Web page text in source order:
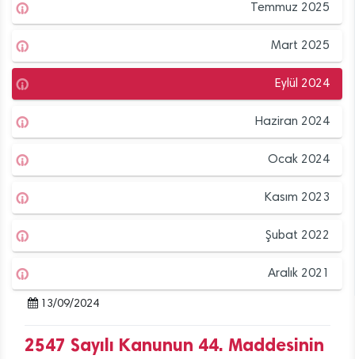
Temmuz 2025
Mart 2025
Eylül 2024
Haziran 2024
Ocak 2024
Kasım 2023
Şubat 2022
Aralık 2021
13/09/2024
2547 Sayılı Kanunun 44. Maddesinin